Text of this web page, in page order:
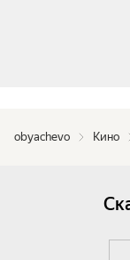
obyachevo Кино